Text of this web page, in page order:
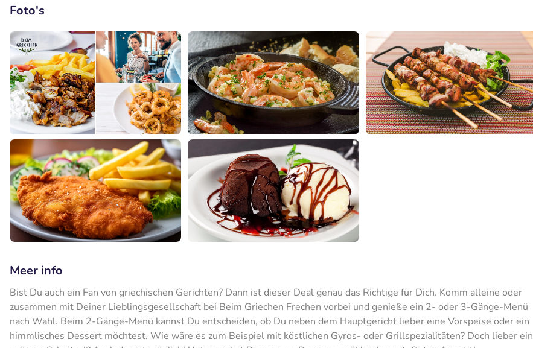
Foto's
Meer info
Bist Du auch ein Fan von griechischen Gerichten? Dann ist dieser Deal genau das Richtige für Dich. Komm alleine oder
zusammen mit Deiner Lieblingsgesellschaft bei Beim Griechen Frechen vorbei und genieße ein 2- oder 3-Gänge-Menü
nach Wahl. Beim 2-Gänge-Menü kannst Du entscheiden, ob Du neben dem Hauptgericht lieber eine Vorspeise oder ein
himmlisches Dessert möchtest. Wie wäre es zum Beispiel mit köstlichen Gyros- oder Grillspezialitäten? Doch lieber ein